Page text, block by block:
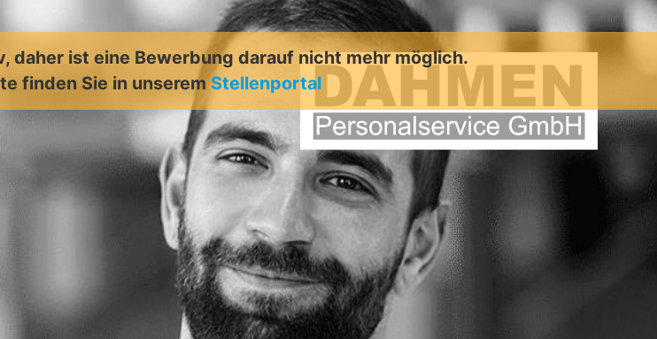
daher ist eine Bewerbung darauf nicht mehr möglich.
finden Sie in unserem Stellenportal